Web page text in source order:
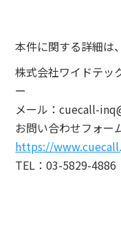
本件に関する詳細は
株式会社ワイドテッ
ー
メール：cuecall-
お問い合わせフォー
https://
TEL：03-5829-4886